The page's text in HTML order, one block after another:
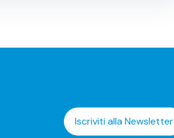
Iscriviti alla Newsletter